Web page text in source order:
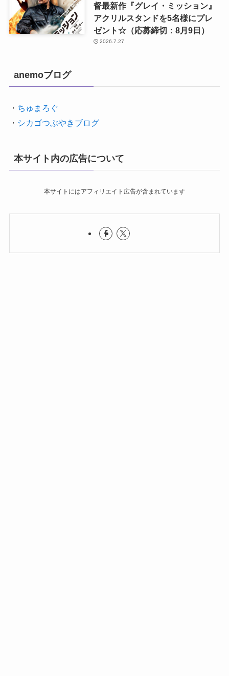
督最新作『グレイ・ミッション』
アクリルスタンドを5名様にプレ
ゼント☆（応募締切：8月9日）
2026.7.27
anemoブログ
・ ちゅまろぐ
・ シカゴつぶやきブログ
本サイト内の広告について
本サイトにはアフィリエイト広告が含まれています